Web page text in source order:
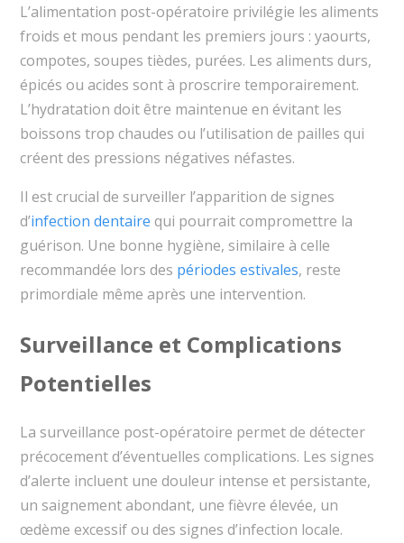
L’alimentation post-opératoire privilégie les aliments
froids et mous pendant les premiers jours : yaourts,
compotes, soupes tièdes, purées. Les aliments durs,
épicés ou acides sont à proscrire temporairement.
L’hydratation doit être maintenue en évitant les
boissons trop chaudes ou l’utilisation de pailles qui
créent des pressions négatives néfastes.
Il est crucial de surveiller l’apparition de signes
d’infection dentaire qui pourrait compromettre la
guérison. Une bonne hygiène, similaire à celle
recommandée lors des périodes estivales, reste
primordiale même après une intervention.
Surveillance et Complications
Potentielles
La surveillance post-opératoire permet de détecter
précocement d’éventuelles complications. Les signes
d’alerte incluent une douleur intense et persistante,
un saignement abondant, une fièvre élevée, un
œdème excessif ou des signes d’infection locale.